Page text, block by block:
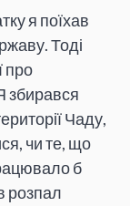
я поїхав
Тоді
про
збирався
Чаду,
чи те, що
б
розпал